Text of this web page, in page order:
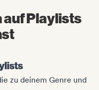
auf Playlists
zu deinem Genre und